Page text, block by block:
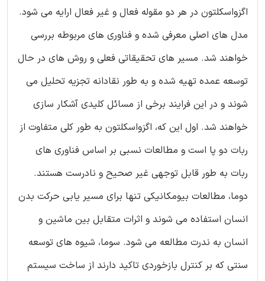
اگزواسکلتون در هر دو مقوله فعال و غیر فعال ارایه می شود.
مدل های اصلی معرفی شده و فناوری های مربوطه بررسی
خواهند شد. مسیر های تحقیقاتی فعلی و روش های در حال
توسعه عمده تهیه شده و به طور نقادانه تجزیه تحلیل می
شوند و در این فرایند برخی از مسائل کلیدی آشکار سازی
خواهند شد. اول این که، اگزواسکلتون به طور کلی متفاوت از
ربات دو پا است و مطالعات نسبی بر اساس فناوری های
ربات به طور قابل توجهی غیر صحیح و نادرست هستند.
دوما، مطالعات بیومکانیکی تنها برای مسیر یابی حرکت بدن
انسان استفاده می شوند و اثرات متقابل بین ماشین و
انسان به ندرت مطالعه می شود. سوما، شیوه های توسعه
سنتی که بر کنترل بازخوردی تاکید دارند از ساخت سیستم